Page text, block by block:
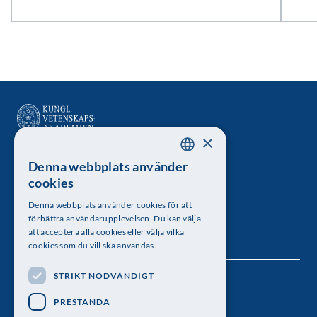
Kungl. Vetenskapsakademien
Besöksadress: Lilla Frescativägen 4A
Telefon: 08-673 95 00
Följ oss
SWEDISH
×
Denna webbplats använder
cookies
Denna webbplats använder cookies för att
förbättra användarupplevelsen. Du kan välja
att acceptera alla cookies eller välja vilka
cookies som du vill ska användas.
STRIKT NÖDVÄNDIGT
PRESTANDA